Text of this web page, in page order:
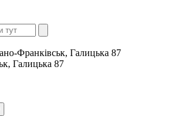
Франківськ, Галицька 87
Галицька 87